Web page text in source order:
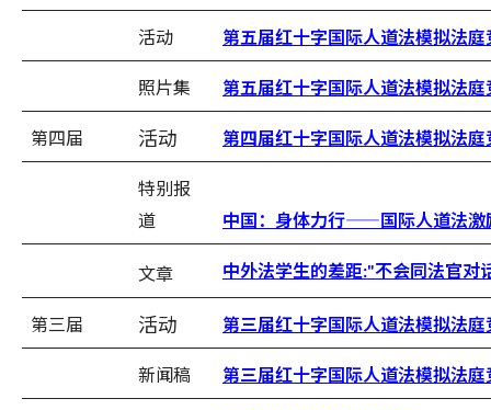
活动
第五届红十字国际人道法模拟法
照片集
第五届红十字国际人道法模拟法
第四届
活动
第四届红十字国际人道法模拟法
特别报
道
中国：身体力行——国际人道法激
文章 中外法学生的差距:"不会同法官对
第三届 活动
第三届红十字国际人道法模拟法
新闻稿
第三届红十字国际人道法模拟法